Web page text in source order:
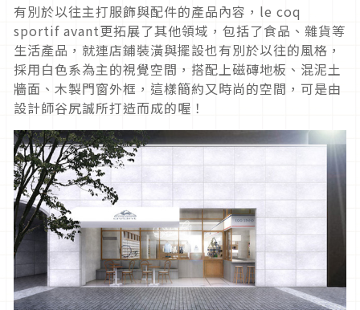
有別於以往主打服飾與配件的產品內容，le coq
sportif avant更拓展了其他領域，包括了食品、雜貨等
生活產品，就連店鋪裝潢與擺設也有別於以往的風格，
採用白色系為主的視覺空間，搭配上磁磚地板、混泥土
牆面、木製門窗外框，這樣簡約又時尚的空間，可是由
設計師谷尻誠所打造而成的喔！